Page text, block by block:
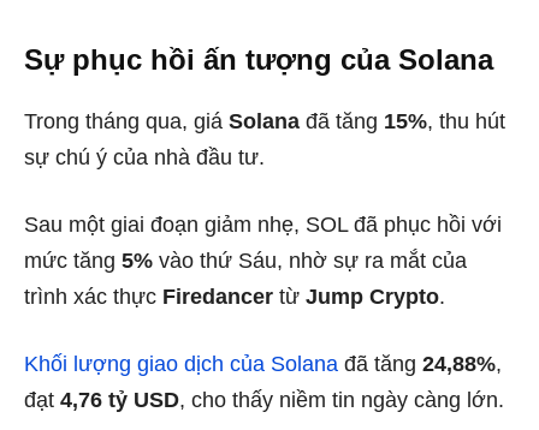
Sự phục hồi ấn tượng của Solana
Trong tháng qua, giá Solana đã tăng 15%, thu hút
sự chú ý của nhà đầu tư.
Sau một giai đoạn giảm nhẹ, SOL đã phục hồi với
mức tăng 5% vào thứ Sáu, nhờ sự ra mắt của
trình xác thực Firedancer từ Jump Crypto.
Khối lượng giao dịch của Solana đã tăng 24,88%,
đạt 4,76 tỷ USD, cho thấy niềm tin ngày càng lớn.